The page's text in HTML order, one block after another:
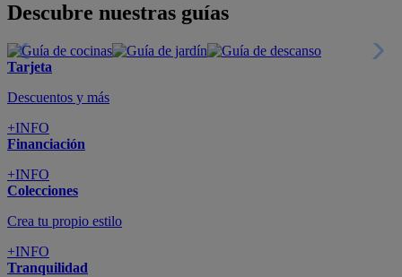
Descubre nuestras guías
Tarjeta
Descuentos y más
+INFO
Financiación
+INFO
Colecciones
Crea tu propio estilo
+INFO
Tranquilidad